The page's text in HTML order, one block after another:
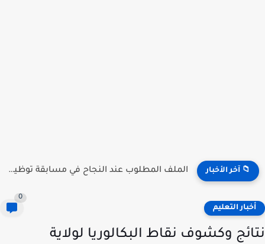
📁 آخر الأخبار منصة توظيف الأساتذة .. الآن إعلان النتائج جميع الولات 2026...
التعليم
وكشوف نقاط البكالوريا لولاية